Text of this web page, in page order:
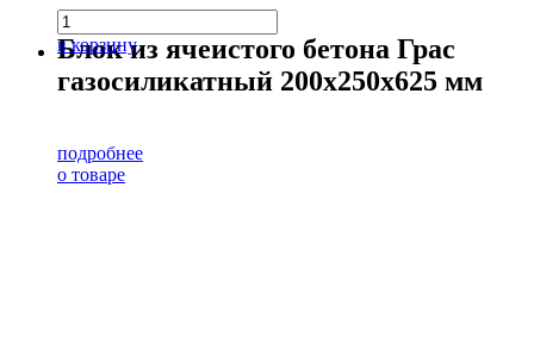
в корзину
Блок из ячеистого бетона Грас
газосиликатный 200х250х625 мм
подробнее
о товаре